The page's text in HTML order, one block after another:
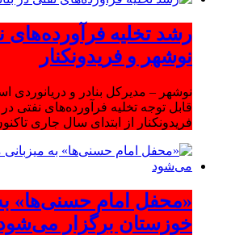
رشد تخلیه فرآورده‌های
نوشهر و فریدونکنار
نوشهر – مدیرکل بنادر و دریانوردی
قابل توجه تخلیه فرآورده‌های نفتی در
فریدونکنار از ابتدای سال جاری
«محفل امام حسنی‌ها»
خوزستان برگزار